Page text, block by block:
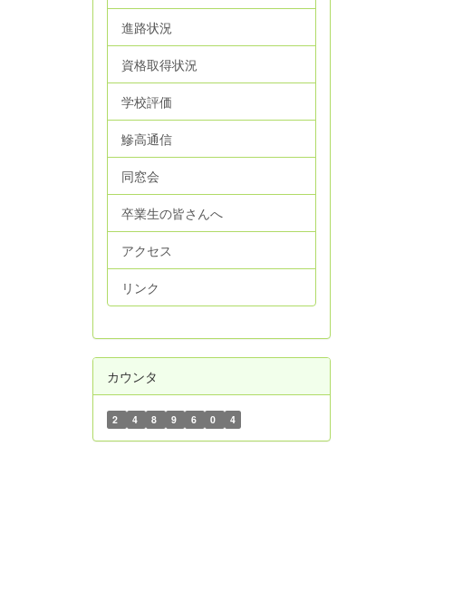
進路状況
資格取得状況
学校評価
鰺高通信
同窓会
卒業生の皆さんへ
アクセス
リンク
カウンタ
2 4 8 9 6 0 4